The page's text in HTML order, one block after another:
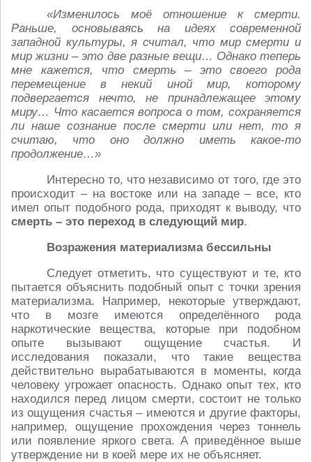
«Изменилось моё отношение к смерти.
Раньше, основываясь на идеях современной
западной культуры, я считал, что мир смерти и
мир жизни – это две разные вещи… Однако теперь
мне кажется, что смерть – это своего рода
перемещение в некий иной мир, которому
подвергается нечто, не принадлежащее этому
миру… Что касается вопроса о том, сохраняется
ли наше сознание после смерти или нет, то я
считаю, что оно должно иметь какое-то
продолжение…»
Интересно то, что независимо от того, где это
происходит – на востоке или на западе – все, кто
имел опыт подобного рода, приходят к выводу, что
смерть – это переход в следующий мир.
Возражения материализма бессильны
Следует отметить, что существуют и те, кто
пытается объяснить подобный опыт с точки зрения
материализма. Например, некоторые утверждают,
что в мозге имеются определённого рода
наркотические вещества, которые при подобном
опыте вызывают ощущение счастья. И
исследования показали, что такие вещества
действительно вырабатываются в моменты, когда
человеку угрожает опасность. Однако опыт тех, кто
находился перед лицом смерти, состоит не только
из ощущения счастья – имеются и другие факторы,
например, ощущение прохождения через тоннель
или появление яркого света. А приведённое выше
утверждение ни в коей мере их не объясняет.